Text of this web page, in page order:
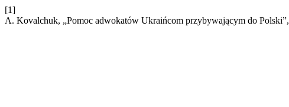
[1]
A. Kovalchuk, „Pomoc adwokatów Ukraińcom przybywającym do Polski”,